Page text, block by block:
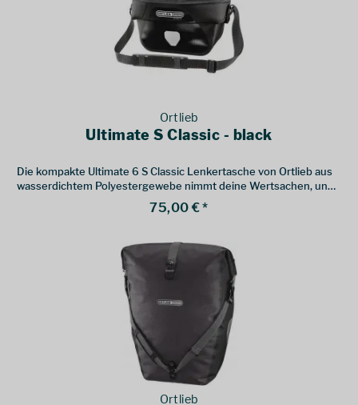
Ortlieb
Ultimate S Classic - black
Die kompakte Ultimate 6 S Classic Lenkertasche von Ortlieb aus
wasserdichtem Polyestergewebe nimmt deine Wertsachen, und
alles was du auf Radtour schnell zur Hand haben willst, auf.
75,00 € *
Ortlieb